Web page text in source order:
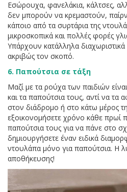
Εσώρουχα, φανελάκια, κάλτσες,
δεν μπορούν να κρεμαστούν,
κάποιο από τα συρτάρια της
μικροσκοπικά και πολλές φορές
Υπάρχουν κατάλληλα διαχωριστικά
ακριβώς τον σκοπό.
6. Παπούτσια σε τάξη
Μαζί με τα ρούχα των παιδιών
και τα παπούτσια τους, αντί να τα
στον διάδρομο ή στο κάτω μέρος
εξοικονομήσετε χρόνο κάθε πρωί
παπούτσια τους για να πάνε στο
δημιουργήσετε έναν ειδικά
ντουλάπα μόνο για παπούτσια. Η
αποθήκευσης!